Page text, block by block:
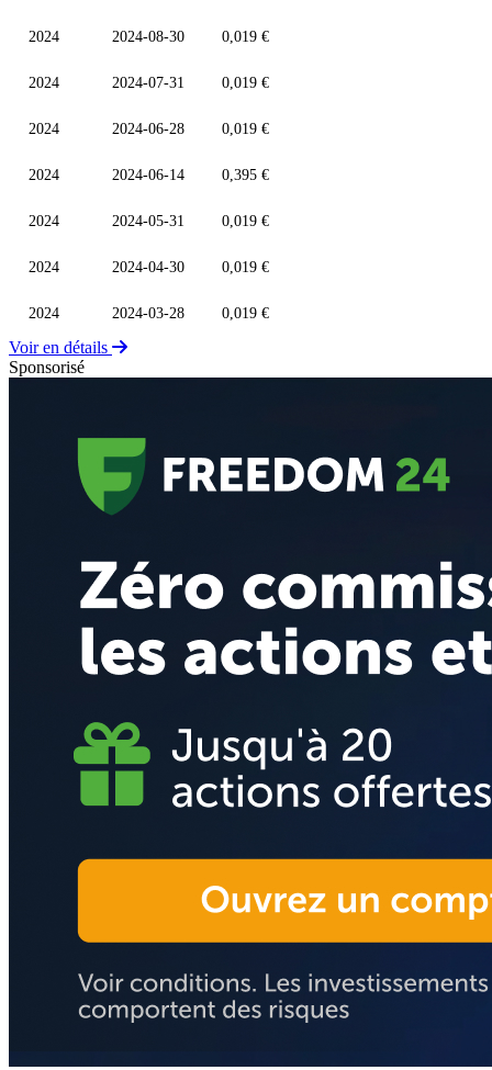
2024 2024-08-30 0,019 €
2024 2024-07-31 0,019 €
2024 2024-06-28 0,019 €
2024 2024-06-14 0,395 €
2024 2024-05-31 0,019 €
2024 2024-04-30 0,019 €
2024 2024-03-28 0,019 €
Voir en détails
Sponsorisé